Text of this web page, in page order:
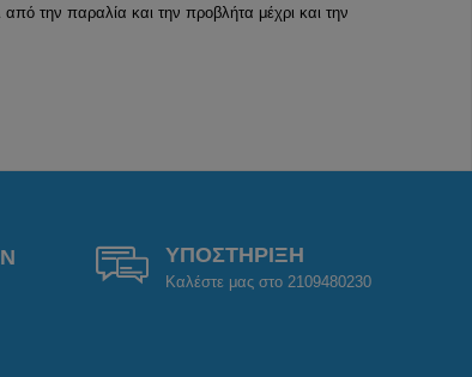
την παραλία και την προβλήτα μέχρι και την
ΥΠΟΣΤΗΡΙΞΗ
Καλέστε μας στο 2109480230